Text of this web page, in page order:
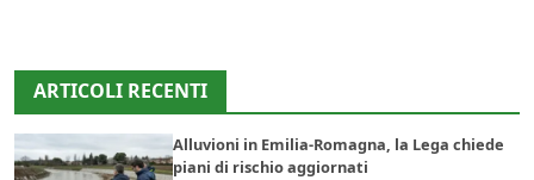
ARTICOLI RECENTI
Alluvioni in Emilia-Romagna, la Lega chiede
piani di rischio aggiornati